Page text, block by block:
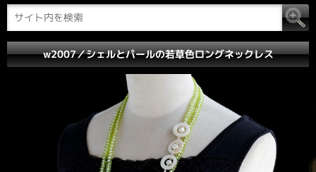
w2007／シェルとパールの若草色ロングネックレス